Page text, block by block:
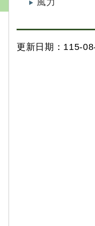
風力
更新日期：115-